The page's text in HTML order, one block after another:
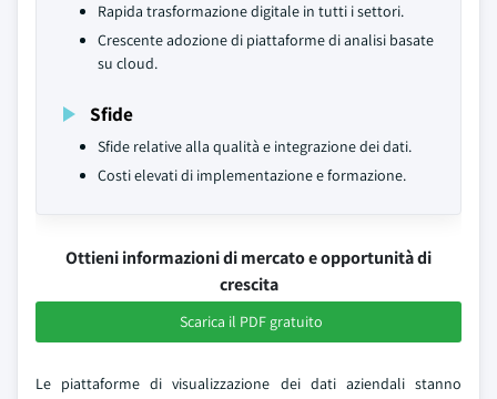
Rapida trasformazione digitale in tutti i settori.
Crescente adozione di piattaforme di analisi basate
su cloud.
Sfide
Sfide relative alla qualità e integrazione dei dati.
Costi elevati di implementazione e formazione.
Ottieni informazioni di mercato e opportunità di
crescita
Scarica il PDF gratuito
Le piattaforme di visualizzazione dei dati aziendali stanno